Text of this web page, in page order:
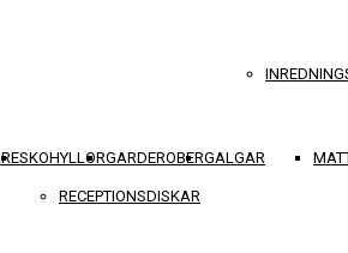
SKOHYLLORGARDEROBERGALGAR
RECEPTIONSDISKAR